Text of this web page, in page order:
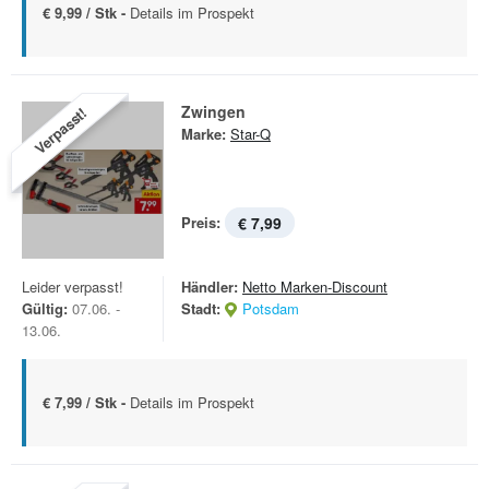
€ 9,99 / Stk - Details im Prospekt
Verpasst! Zwingen
Marke: Star-Q
Preis: € 7,99
Leider verpasst!
Gültig: 07.06. -
13.06.
Händler: Netto Marken-Discount
Stadt:
Potsdam
€ 7,99 / Stk - Details im Prospekt